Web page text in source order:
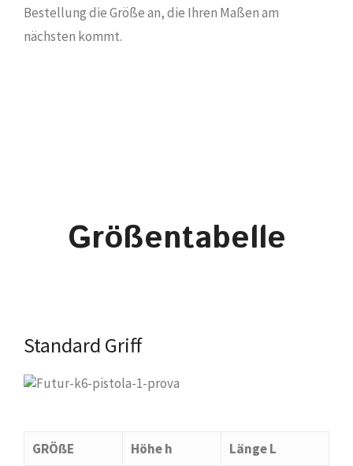
Bestellung die Größe an, die Ihren Maßen am
nächsten kommt.
Größentabelle
Standard Griff
GRÖßE Höhe h Länge L